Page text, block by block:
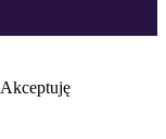
Akceptuję